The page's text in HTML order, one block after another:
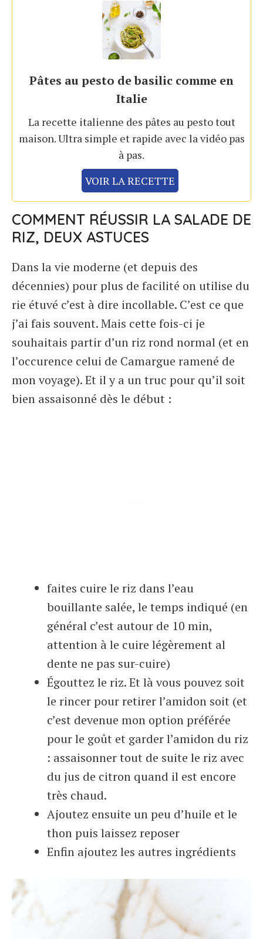
Pâtes au pesto de basilic comme en
Italie
La recette italienne des pâtes au pesto tout
maison. Ultra simple et rapide avec la vidéo pas
à pas.
VOIR LA RECETTE
COMMENT RÉUSSIR LA SALADE DE
RIZ, DEUX ASTUCES
Dans la vie moderne (et depuis des
décennies) pour plus de facilité on utilise du
rie étuvé c’est à dire incollable. C’est ce que
j’ai fais souvent. Mais cette fois-ci je
souhaitais partir d’un riz rond normal (et en
l’occurence celui de Camargue ramené de
mon voyage). Et il y a un truc pour qu’il soit
bien assaisonné dès le début :
faites cuire le riz dans l’eau
bouillante salée, le temps indiqué (en
général c’est autour de 10 min,
attention à le cuire légèrement al
dente ne pas sur-cuire)
Égouttez le riz. Et là vous pouvez soit
le rincer pour retirer l’amidon soit (et
c’est devenue mon option préférée
pour le goût et garder l’amidon du riz
: assaisonner tout de suite le riz avec
du jus de citron quand il est encore
très chaud.
Ajoutez ensuite un peu d’huile et le
thon puis laissez reposer
Enfin ajoutez les autres ingrédients